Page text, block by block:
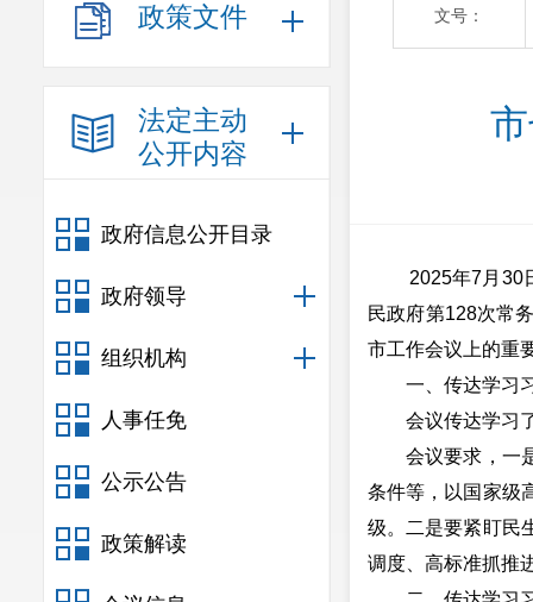
政策文件
法定主动
公开内容
政府信息公开目录
政府领导
组织机构
人事任免
公示公告
政策解读
文号：
2025年7月30日
民政府第128次常
市工作会议上的重
一、传达学习习
会议传达学习了
会议要求，一是
条件等，以国家级
级。二是要紧盯民
调度、高标准抓推